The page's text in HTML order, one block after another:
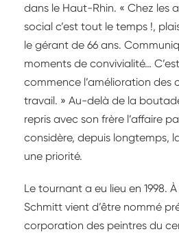
dans le Haut-Rhin. « Chez les
social c’est tout le temps !,
le gérant de 66 ans.
moments de convivialité…
commence l’amélioration des
travail. » Au-delà de la
repris avec son frère l’affaire
considère, depuis longtemps,
une priorité.
Le tournant a eu lieu en 1998.
Schmitt vient d’être nommé
corporation des peintres du